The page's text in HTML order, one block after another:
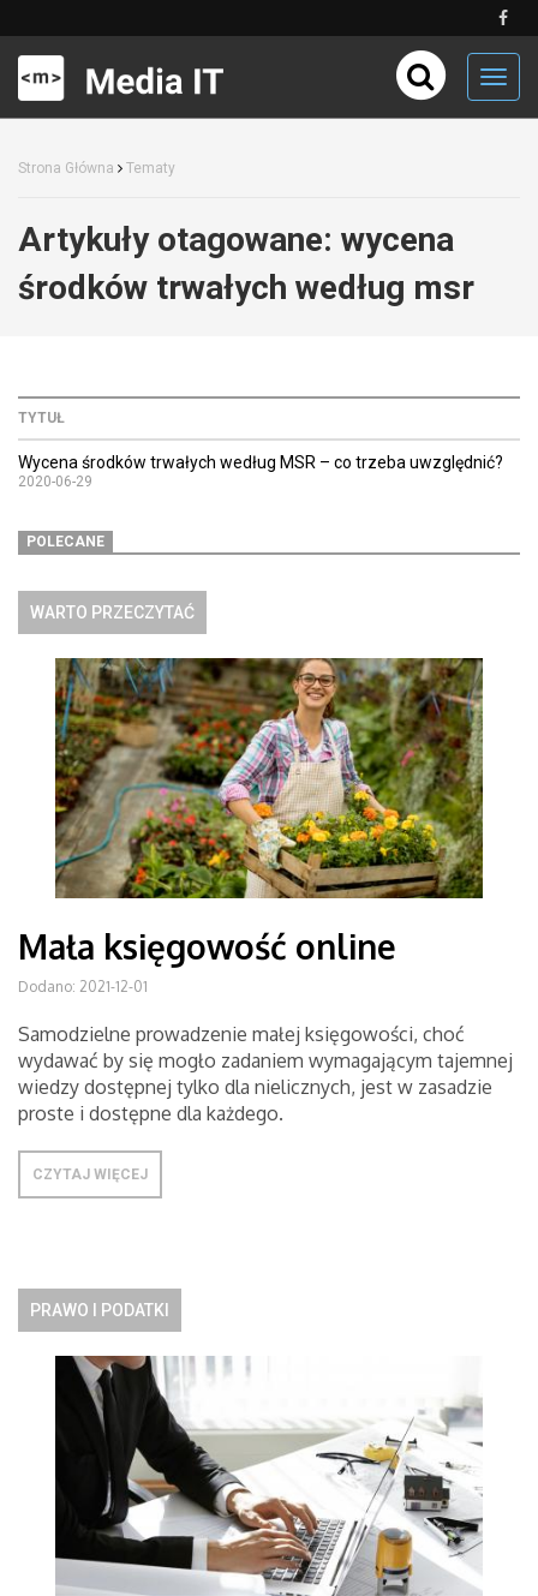
Strona Główna Tematy
Artykuły otagowane: wycena
środków trwałych według msr
TYTUŁ
Wycena środków trwałych według MSR – co trzeba uwzględnić?
2020-06-29
POLECANE
WARTO PRZECZYTAĆ
Mała księgowość online
Dodano: 2021-12-01
Samodzielne prowadzenie małej księgowości, choć
wydawać by się mogło zadaniem wymagającym tajemnej
wiedzy dostępnej tylko dla nielicznych, jest w zasadzie
proste i dostępne dla każdego.
CZYTAJ WIĘCEJ
PRAWO I PODATKI